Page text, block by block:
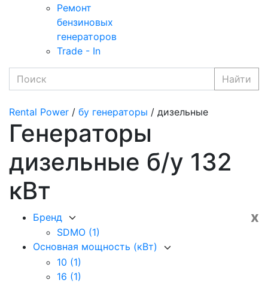
Ремонт
бензиновых
генераторов
Trade - In
Найти
Rental Power / бу генераторы / дизельные
Генераторы
дизельные б/у 132
кВт
x
Бренд
SDMO (1)
Основная мощность (кВт)
10 (1)
16 (1)